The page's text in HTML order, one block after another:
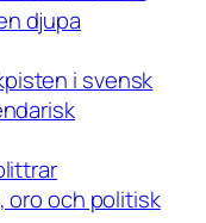
djupa
i svensk
oro och politisk